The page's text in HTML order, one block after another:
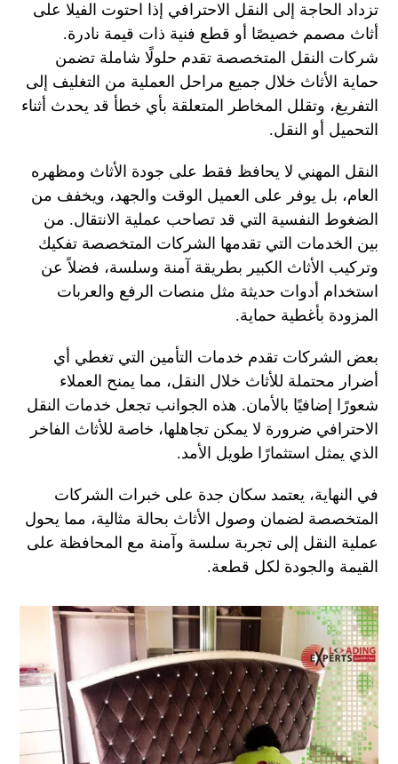
تزداد الحاجة إلى النقل الاحترافي إذا احتوت الفيلا على
أثاث مصمم خصيصًا أو قطع فنية ذات قيمة نادرة.
شركات النقل المتخصصة تقدم حلولًا شاملة تضمن
حماية الأثاث خلال جميع مراحل العملية من التغليف إلى
التفريغ، وتقلل المخاطر المتعلقة بأي خطأ قد يحدث أثناء
التحميل أو النقل.
النقل المهني لا يحافظ فقط على جودة الأثاث ومظهره
العام، بل يوفر على العميل الوقت والجهد، ويخفف من
الضغوط النفسية التي قد تصاحب عملية الانتقال. من
بين الخدمات التي تقدمها الشركات المتخصصة تفكيك
وتركيب الأثاث الكبير بطريقة آمنة وسلسة، فضلاً عن
استخدام أدوات حديثة مثل منصات الرفع والعربات
المزودة بأغطية حماية.
بعض الشركات تقدم خدمات التأمين التي تغطي أي
أضرار محتملة للأثاث خلال النقل، مما يمنح العملاء
شعورًا إضافيًا بالأمان. هذه الجوانب تجعل خدمات النقل
الاحترافي ضرورة لا يمكن تجاهلها، خاصة للأثاث الفاخر
الذي يمثل استثمارًا طويل الأمد.
في النهاية، يعتمد سكان جدة على خبرات الشركات
المتخصصة لضمان وصول الأثاث بحالة مثالية، مما يحول
عملية النقل إلى تجربة سلسة وآمنة مع المحافظة على
القيمة والجودة لكل قطعة.